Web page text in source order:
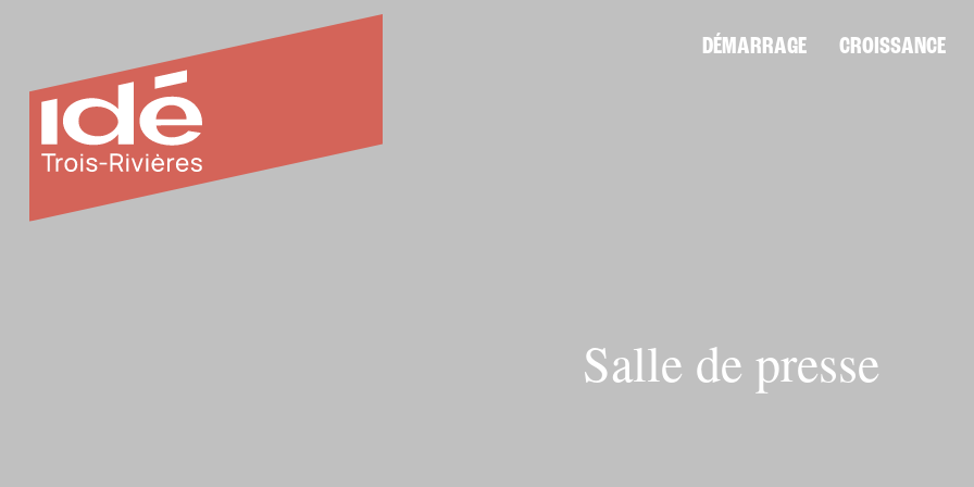
DÉMARRAGE CROISSANCE
Salle de presse